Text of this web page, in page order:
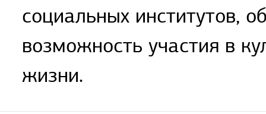
социальных институтов,
возможность участия в
жизни.